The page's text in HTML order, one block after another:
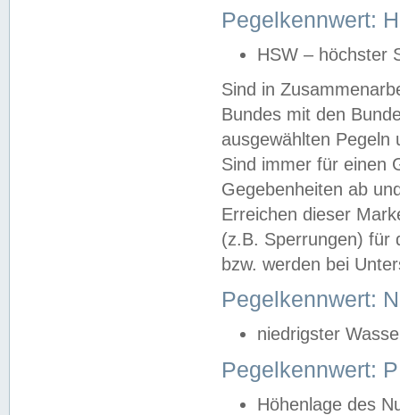
Pegelkennwert:
HSW – höchster
Sind in
Bundes mit den
ausgewählten
Sind immer für einen
Gegebenheiten ab
Erreichen dieser
(z.B. Sperrungen) für
bzw. werden bei
Pegelkennwert:
niedrigster
Pegelkennwert:
Höhenlage des